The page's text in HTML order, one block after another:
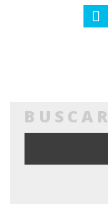
BUSCAR